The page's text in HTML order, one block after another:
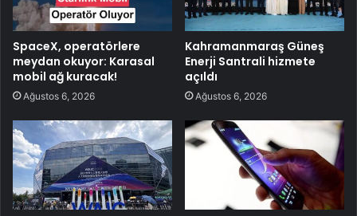
SpaceX, operatörlere
meydan okuyor: Karasal
mobil ağ kuracak!
Ağustos 6, 2026
Kahramanmaraş Güneş
Enerji Santrali hizmete
açıldı
Ağustos 6, 2026